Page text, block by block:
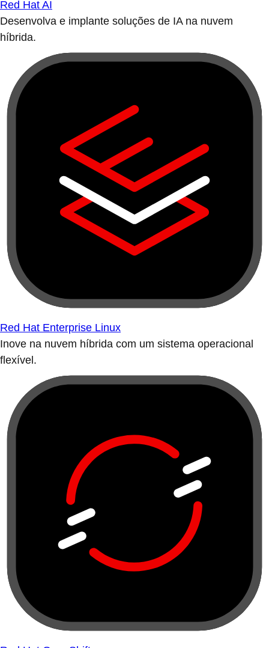
Red Hat AI
Desenvolva e implante soluções de IA na nuvem
híbrida.
Red Hat Enterprise Linux
Inove na nuvem híbrida com um sistema operacional
flexível.